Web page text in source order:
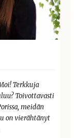
Terkkuja
Toivottavasti
meidän
on vierähtänyt